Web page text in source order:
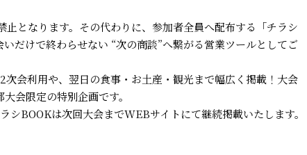
となります。その代わりに、参加者全員へ配布する「チラシ
だけで終わらせない “次の商談”へ繋がる営業ツールとしてご
会利用や、翌日の食事・お土産・観光まで幅広く掲載！大会
会限定の特別企画です。
BOOKは次回大会までWEBサイトにて継続掲載いたします。